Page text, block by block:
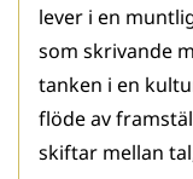
lever i en
som skrivande
tanken i en
flöde av
skiftar mellan